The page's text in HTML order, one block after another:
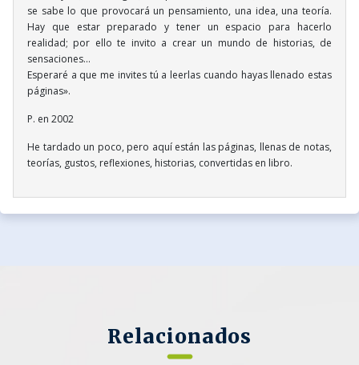
se sabe lo que provocará un pensamiento, una idea, una teoría.
Hay que estar preparado y tener un espacio para hacerlo
realidad; por ello te invito a crear un mundo de historias, de
sensaciones...
Esperaré a que me invites tú a leerlas cuando hayas llenado estas
páginas».
P. en 2002
He tardado un poco, pero aquí están las páginas, llenas de notas,
teorías, gustos, reflexiones, historias, convertidas en libro.
Relacionados